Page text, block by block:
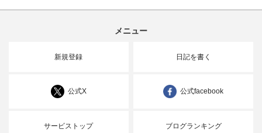
メニュー
新規登録 日記を書く
公式X 公式facebook
サービストップ ブログランキング